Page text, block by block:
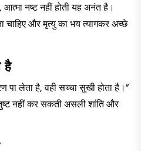
नष्ट नहीं होती यह अनंत है।
चाहिए और मृत्यु का भय त्यागकर अच्छे
है
पा लेता है, वही सच्चा सुखी होता है।”
नहीं कर सकती असली शांति और